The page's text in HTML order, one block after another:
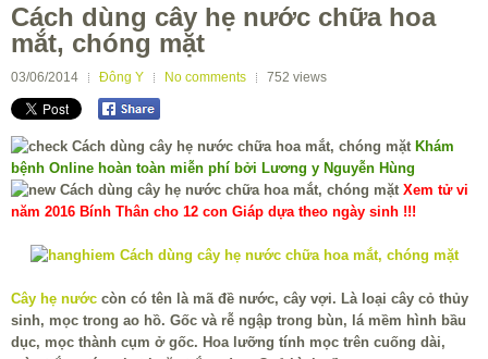
Cách dùng cây hẹ nước chữa hoa
mắt, chóng mặt
03/06/2014 Đông Y No comments 752 views
Khám
bệnh Online hoàn toàn miễn phí bởi Lương y Nguyễn Hùng
Xem tử vi
năm 2016 Bính Thân cho 12 con Giáp dựa theo ngày sinh !!!
Cây hẹ nước còn có tên là mã đề nước, cây vợi. Là loại cây cỏ thủy
sinh, mọc trong ao hồ. Gốc và rễ ngập trong bùn, lá mềm hình bầu
dục, mọc thành cụm ở gốc. Hoa lưỡng tính mọc trên cuống dài,